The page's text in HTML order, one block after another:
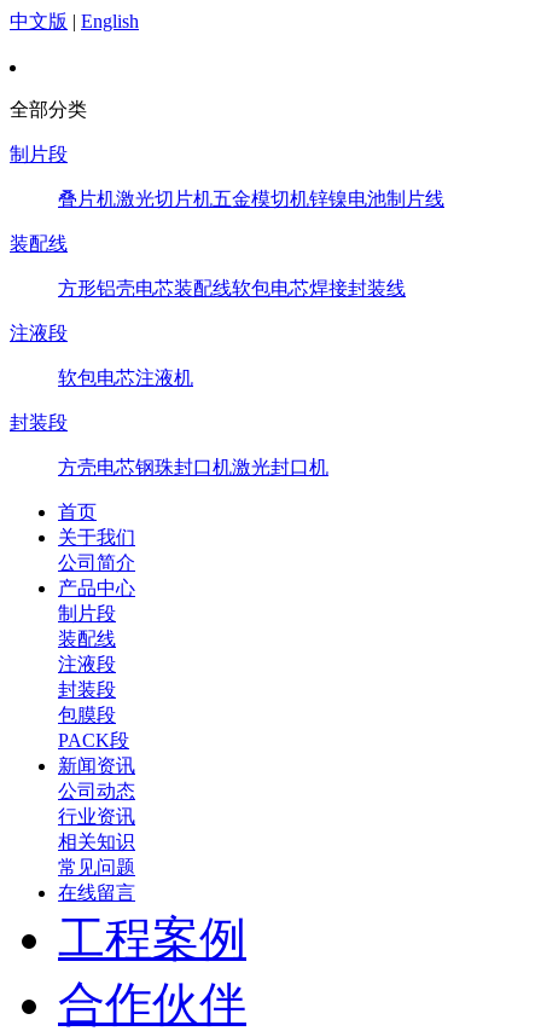
中文版 | English
全部分类
制片段
叠片机激光切片机五金模切机锌镍电池制片线
装配线
方形铝壳电芯装配线软包电芯焊接封装线
注液段
软包电芯注液机
封装段
方壳电芯钢珠封口机激光封口机
首页
关于我们
公司简介
产品中心
制片段
装配线
注液段
封装段
包膜段
PACK段
新闻资讯
公司动态
行业资讯
相关知识
常见问题
在线留言
工程案例
合作伙伴